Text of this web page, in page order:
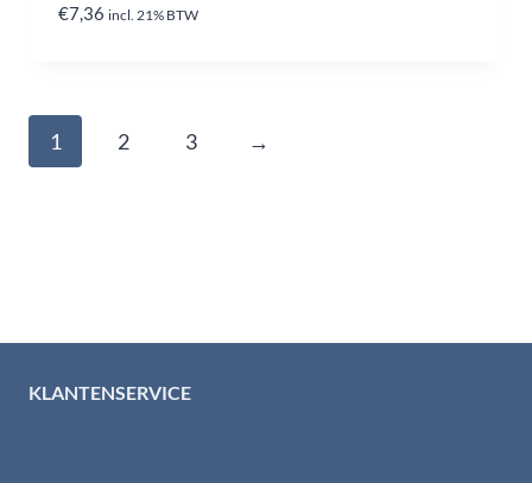
€7,36 incl. 21% BTW
1 2 3 →
KLANTENSERVICE